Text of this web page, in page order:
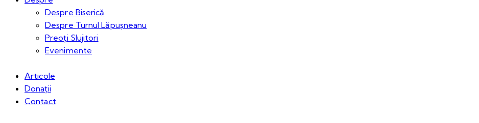
Despre Biserică
Despre Turnul Lăpușneanu
Preoți Slujitori
Evenimente
Articole
Donații
Contact